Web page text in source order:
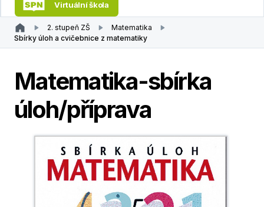
Virtuální škola
2. stupeň ZŠ
Matematika
Sbírky úloh a cvičebnice z matematiky
Matematika-sbírka
úloh/příprava